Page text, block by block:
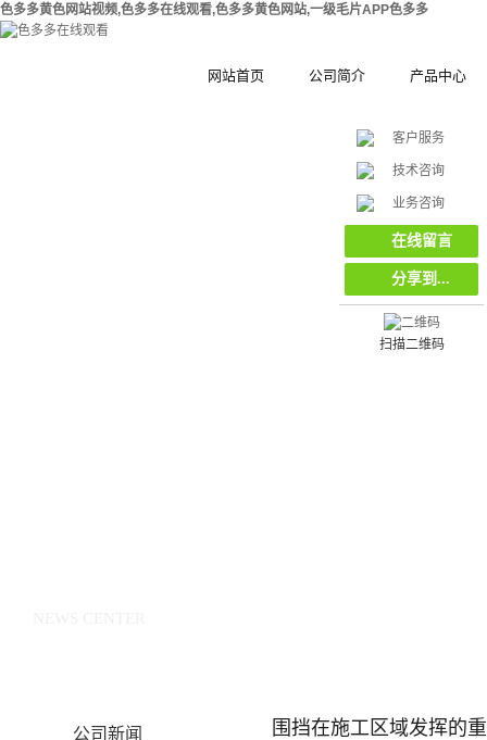
色多多黄色网站视频,色多多在线观看,色多多黄色网站,一级毛片APP色多多
网站首页 公司简介
合作伙伴
产品中心
挡
木塑拼装式围
集装箱集成房
工地工程施工
栏栅栏
环保复合材料
公司新闻 围挡在施工区域发挥的
客户服务
技术咨询
业务咨询
在线留言
分享到...
扫描二维码